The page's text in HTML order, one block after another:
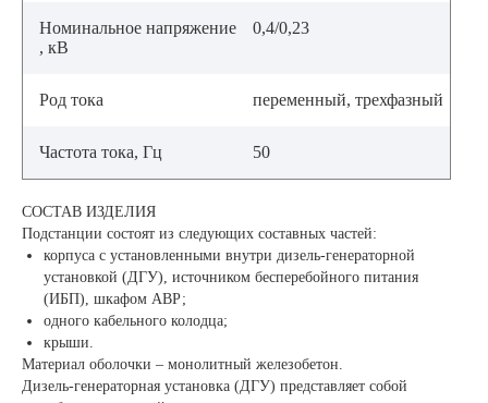
Номинальное напряжение
, кВ
0,4/0,23
Род тока переменный, трехфазный
Частота тока, Гц 50
СОСТАВ ИЗДЕЛИЯ
Подстанции состоят из следующих составных частей:
корпуса с установленными внутри дизель-генераторной
установкой (ДГУ), источником бесперебойного питания
(ИБП), шкафом АВР;
одного кабельного колодца;
крыши.
Материал оболочки – монолитный железобетон.
Дизель-генераторная установка (ДГУ) представляет собой